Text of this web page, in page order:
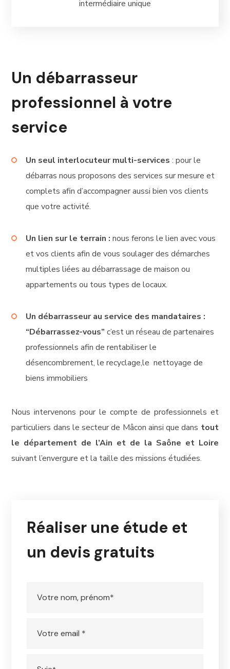
intermédiaire unique
Un débarrasseur
professionnel à votre
service
Un seul interlocuteur multi-services: pour le
débarras nous proposons des services sur mesure et
complets afin d’accompagner aussi bien vos clients
que votre activité.
Un lien sur le terrain :nous ferons le lien avec vous
et vos clients afin de vous soulager des démarches
multiples liées au débarrassage de maison ou
appartements ou tous types de locaux.
Un débarrasseur au service des mandataires :
“Débarrassez-vous”c’est un réseau de partenaires
professionnels afin de rentabiliser le
désencombrement, le recyclage,le nettoyage de
biens immobiliers
Nous intervenons pour le compte de professionnels et
particuliers dans le secteur de Mâcon ainsi que dans tout
le département de l’Ain et de la Saône et Loire
suivant l’envergure et la taille des missions étudiées.
Réaliser une étude et
un devis gratuits